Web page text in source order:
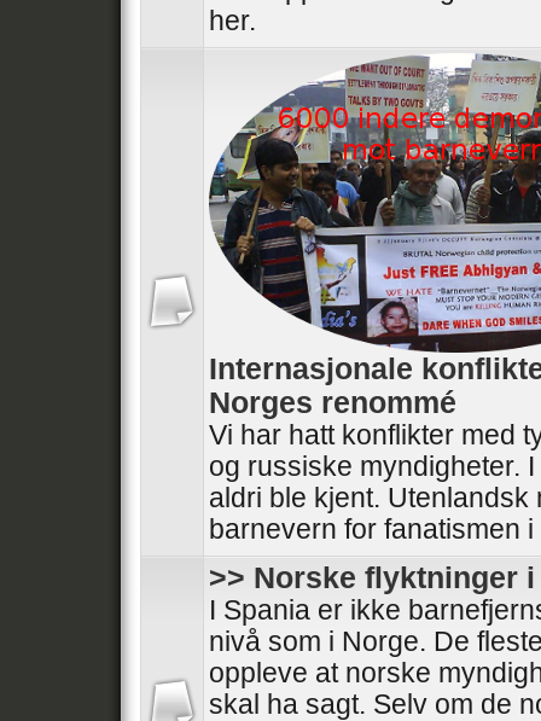
her.
Internasjonale
Norges renommé
Vi har hatt konflikter med
og russiske myndigheter.
aldri ble kjent.
barnevern for fanatismen
>> Norske flyktninger i
I Spania er ikke
nivå som i Norge. De
oppleve at norske
skal ha sagt. Selv om de